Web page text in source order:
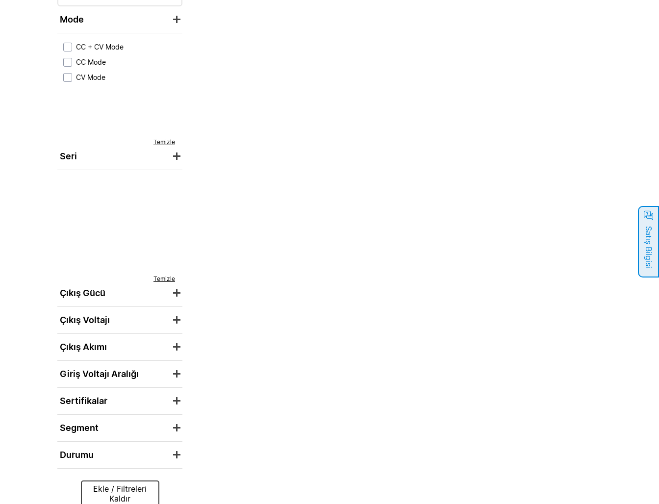
Satış Bilgisi
Mode
CC + CV Mode
CC Mode
CV Mode
Temizle
Seri
Temizle
Çıkış Gücü
Çıkış Voltajı
Çıkış Akımı
Giriş Voltajı Aralığı
Sertifikalar
Segment
Durumu
Ekle / Filtreleri
Kaldır